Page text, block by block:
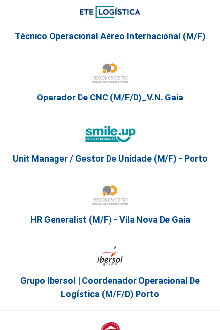
Técnico Operacional Aéreo Internacional (m/f)
Operador De CNC (m/f/d)_V.N. Gaia
Unit Manager / Gestor De Unidade (M/F) - Porto
HR Generalist (m/f) - Vila Nova De Gaia
Grupo Ibersol | Coordenador Operacional De
Logística (m/f/d) Porto